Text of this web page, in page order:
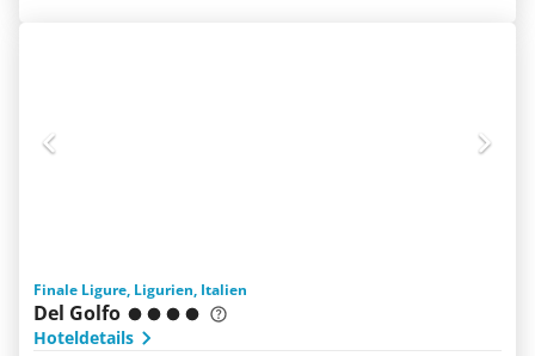
Finale Ligure, Ligurien, Italien
Del Golfo
Hoteldetails